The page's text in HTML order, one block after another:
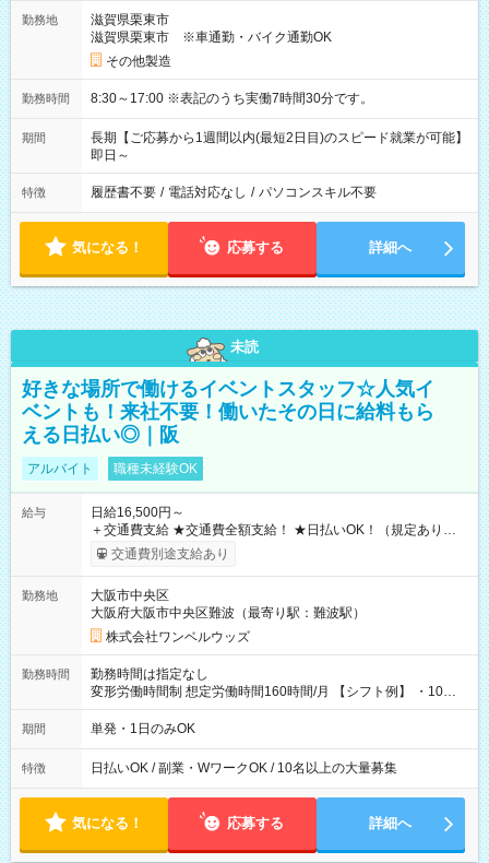
勤務地
滋賀県栗東市
滋賀県栗東市 ※車通勤・バイク通勤OK
その他製造
勤務時間 8:30～17:00 ※表記のうち実働7時間30分です。
期間
長期【ご応募から1週間以内(最短2日目)のスピード就業が可能】
即日～
特徴 履歴書不要 / 電話対応なし / パソコンスキル不要
気になる！ 応募する 詳細へ
未読
好きな場所で働けるイベントスタッフ☆人気イ
ベントも！来社不要！働いたその日に給料もら
える日払い◎｜阪
アルバイト 職種未経験OK
給与
日給16,500円～
＋交通費支給 ★交通費全額支給！ ★日払いOK！（規定あり） ┗
働いたその日に現金GET♪ お仕事後はコンビニATMから 日払
交通費別途支給あり
勤務地
大阪市中央区
大阪府大阪市中央区難波（最寄り駅：難波駅）
株式会社ワンベルウッズ
勤務時間
勤務時間は指定なし
変形労働時間制 想定労働時間160時間/月 【シフト例】 ・10：
00～20：00
期間 単発・1日のみOK
特徴 日払いOK / 副業・WワークOK / 10名以上の大量募集
気になる！ 応募する 詳細へ